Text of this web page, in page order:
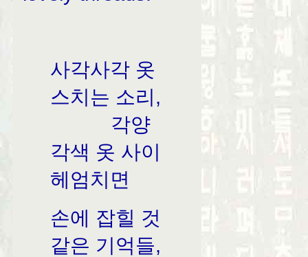
사각사각 옷
스치는 소리,
각양
각색 옷 사이
헤엄치면
손에 잡힐 것
같은 기억들,